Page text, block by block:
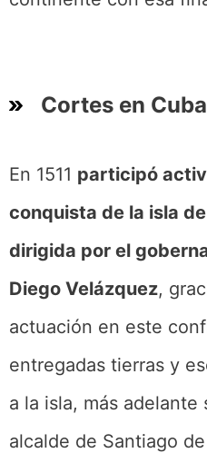
Cortes en Cuba
En 1511 participó
conquista de la isla
dirigida por el
Diego Velázquez,
actuación en este
entregadas tierras y
a la isla, más
alcalde de Santiago